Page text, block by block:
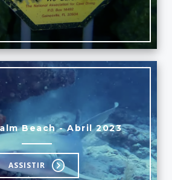
Beach - Abril 2023
ASSISTIR